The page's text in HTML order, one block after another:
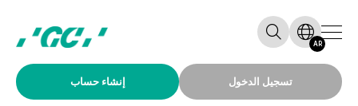
إنشاء حساب تسجيل الدخول
AR